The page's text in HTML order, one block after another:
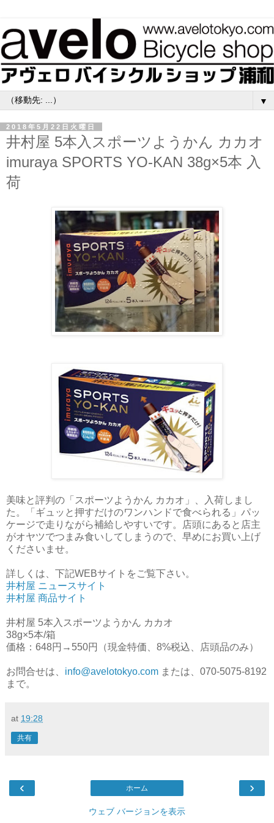
▼
2018年5月22日火曜日
井村屋 5本入スポーツようかん カカオ
imuraya SPORTS YO-KAN 38g×5本 入
荷
美味と評判の「スポーツようかん カカオ」、入荷しまし
た。「ギュッと押すだけのワンハンドで食べられる」パッ
ケージで走りながら補給しやすいです。店頭にあると店主
がオヤツでつまみ食いしてしまうので、早めにお買い上げ
くださいませ。
詳しくは、下記WEBサイトをご覧下さい。
井村屋 ニュースサイト
井村屋 商品サイト
井村屋 5本入スポーツようかん カカオ
38g×5本/箱
価格：648円→550円（現金特価、8%税込、店頭品のみ）
お問合せは、 info@avelotokyo.com または、070-5075-8192
まで。
at 19:28
共有
‹ ›
ホーム
ウェブ バージョンを表示